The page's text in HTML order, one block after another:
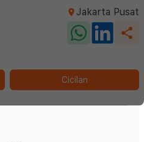
Jakarta Pusat
Cicilan